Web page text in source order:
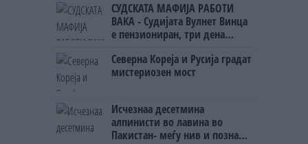
СУДСКАТА МАФИЈА РАБОТИ
ВАКА - Судијата Вулнет Винца
е пензиониран, три дена
на бизнисменот Марковски
Северна Кореја и Русија градат
мистериозен мост
Исчезнаа десетмина
алпинисти во лавина во
Пакистан- меѓу нив и познат